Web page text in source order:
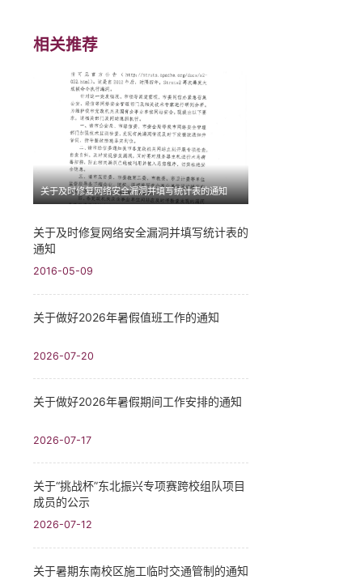
相关推荐
关于及时修复网络安全漏洞并填写统计表的通知
关于及时修复网络安全漏洞并填写统计表的
通知
2016-05-09
关于做好2026年暑假值班工作的通知
2026-07-20
关于做好2026年暑假期间工作安排的通知
2026-07-17
关于“挑战杯”东北振兴专项赛跨校组队项目
成员的公示
2026-07-12
关于暑期东南校区施工临时交通管制的通知